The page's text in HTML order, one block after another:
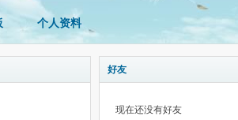
个人资料
好友
现在还没有好友